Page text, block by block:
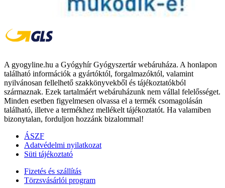
A gyogyline.hu a Gyógyhír Gyógyszertár webáruháza. A honlapon
található információk a gyártóktól, forgalmazóktól, valamint
nyilvánosan fellelhető szakkönyvekből és tájékoztatókból
származnak. Ezek tartalmáért webáruházunk nem vállal felelősséget.
Minden esetben figyelmesen olvassa el a termék csomagolásán
található, illetve a termékhez mellékelt tájékoztatót. Ha valamiben
bizonytalan, forduljon hozzánk bizalommal!
ÁSZF
Adatvédelmi nyilatkozat
Süti tájékoztató
Fizetés és szállítás
Törzsvásárlói program